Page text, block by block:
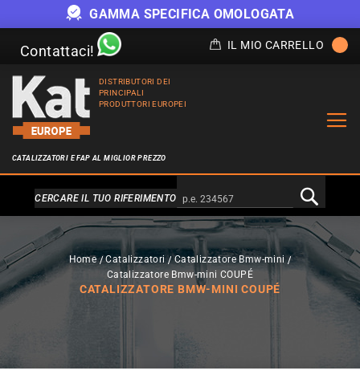
GAMMA SPECIFICA OMOLOGATA
Contattaci! IL MIO CARRELLO
DISTRIBUTORI DEI
PRINCIPALI
PRODUTTORI EUROPEI
CATALIZZATORI E FAP AL MIGLIOR PREZZO
Alternativa a Doofinder
CERCARE IL TUO RIFERIMENTO
Home Catalizzatori
Catalizzatore Bmw-mini
Catalizzatore Bmw-mini COUPÉ
CATALIZZATORE BMW-MINI COUPÉ